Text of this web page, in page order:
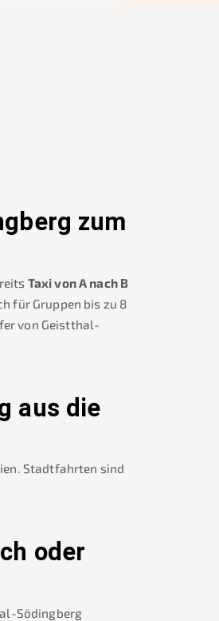
zum
Taxi von A nach B
für Gruppen bis zu 8
von Geistthal-
aus die
Stadtfahrten sind
oder
Södingberg